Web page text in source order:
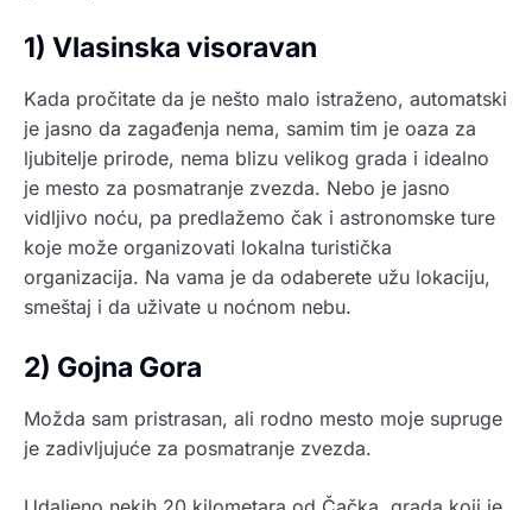
1) Vlasinska visoravan
Kada pročitate da je nešto malo istraženo, automatski
je jasno da zagađenja nema, samim tim je oaza za
ljubitelje prirode, nema blizu velikog grada i idealno
je mesto za posmatranje zvezda. Nebo je jasno
vidljivo noću, pa predlažemo čak i astronomske ture
koje može organizovati lokalna turistička
organizacija. Na vama je da odaberete užu lokaciju,
smeštaj i da uživate u noćnom nebu.
2) Gojna Gora
Možda sam pristrasan, ali rodno mesto moje supruge
je zadivljujuće za posmatranje zvezda.